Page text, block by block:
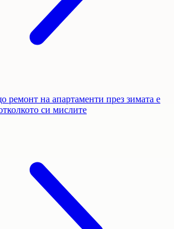
ремонт на апартаменти през зимата е
си мислите